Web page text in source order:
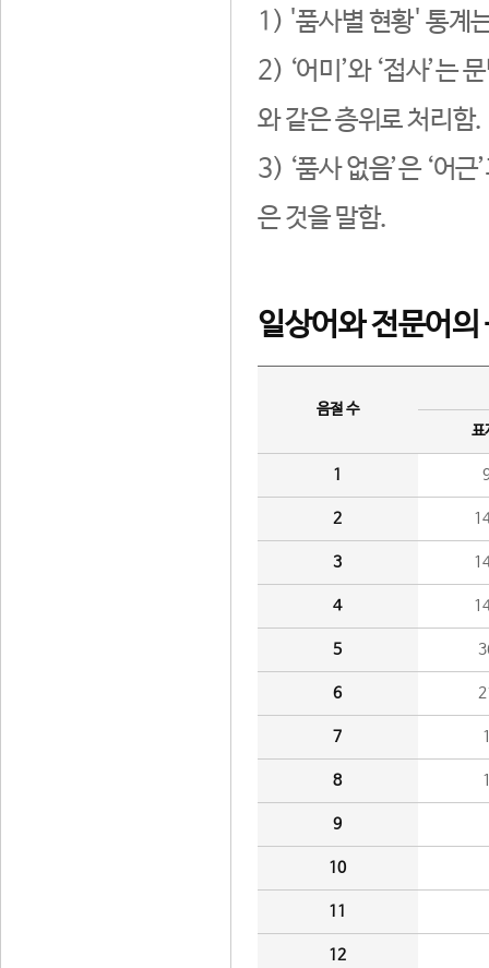
1) '품사별 현황' 통계
2) ‘어미’와 ‘접사’는
와 같은 층위로 처리함.
3) ‘품사 없음’은 ‘어
은 것을 말함.
일상어와 전문어의
음절 수
표
1
2
3
4
5
6
7
8
9
10
11
12